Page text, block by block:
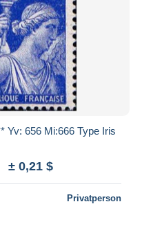
Yv: 656 Mi:666 Type Iris
± 0,21 $
Privatperson